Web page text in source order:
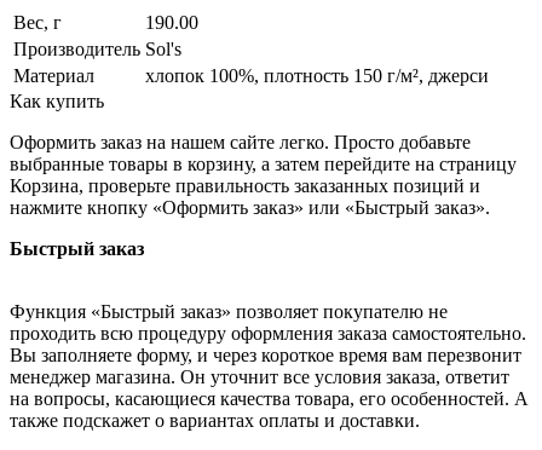
Вес, г
190.00
Производитель Sol's
Материал
хлопок 100%, плотность 150 г/м², джерси
Как купить
Оформить заказ на нашем сайте легко. Просто добавьте
выбранные товары в корзину, а затем перейдите на страницу
Корзина, проверьте правильность заказанных позиций и
нажмите кнопку «Оформить заказ» или «Быстрый заказ».
Быстрый заказ
Функция «Быстрый заказ» позволяет покупателю не
проходить всю процедуру оформления заказа самостоятельно.
Вы заполняете форму, и через короткое время вам перезвонит
менеджер магазина. Он уточнит все условия заказа, ответит
на вопросы, касающиеся качества товара, его особенностей. А
также подскажет о вариантах оплаты и доставки.